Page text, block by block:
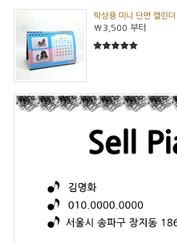
탁상용 미니 단면 캘린더
₩3,500 부터